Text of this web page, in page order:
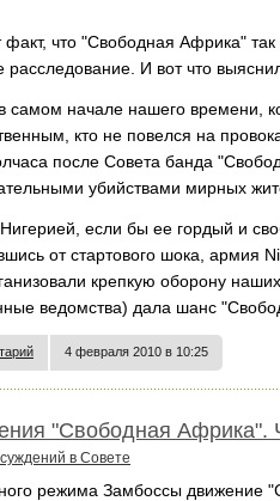
факт, что "Свободная Африка"
расследование. И вот что
начале нашего времени,
кто не повелся на
после Совета банда
убийствами мирных
если бы ее гордый и
от стартового шока, армия
крепкую оборону
ведомства) дала шанс
4 февраля 2010 в 10:25
"Свободная Африка".
в Совете
режима Замбоссы движение